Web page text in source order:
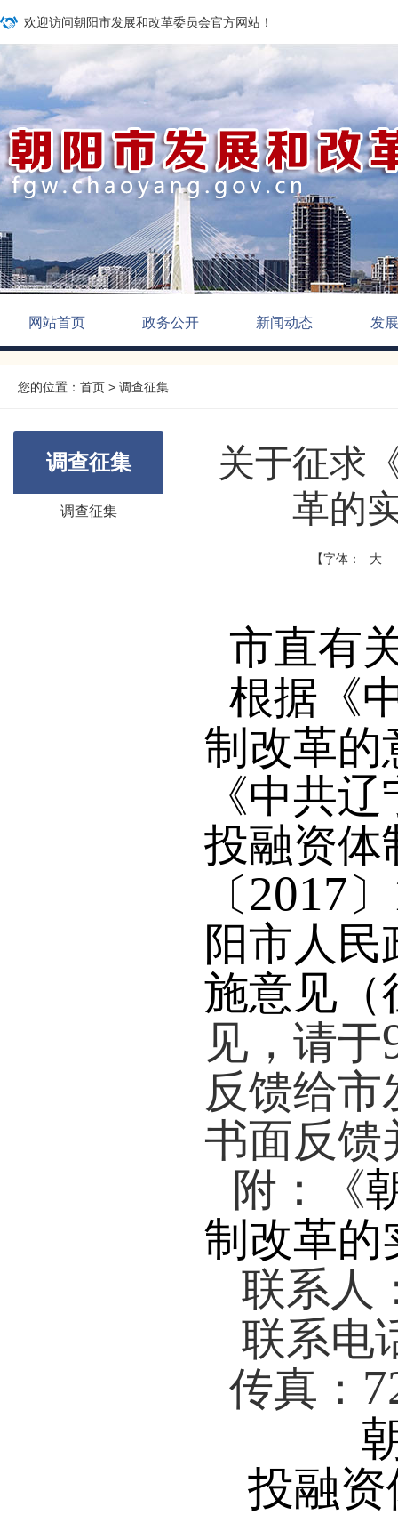
欢迎访问朝阳市发展和改革委员会官方网站！
网站首页 政务公开 新闻动态 发
您的位置： 首页 > 调查征集
调查征集
调查征集
关于征求
革的
【字体： 大
市直有
根据 《
制改革的
《中共
投融资体
〔2017〕
阳市人
施意见（
见，请于
反馈给
书面反馈
附：《
制改革的
联系人
联系电
传真：
投融